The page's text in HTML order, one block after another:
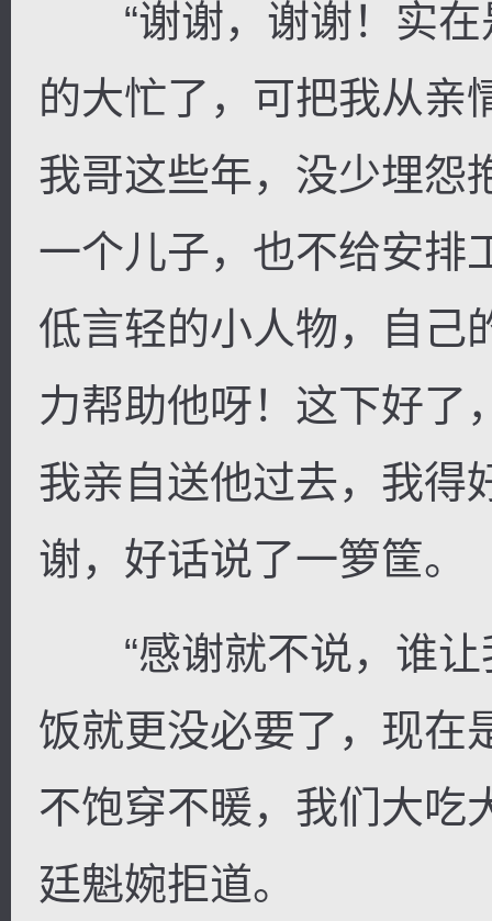
“谢谢，谢谢！实在
的大忙了，可把我从亲
我哥这些年，没少埋怨
一个儿子，也不给安排
低言轻的小人物，自己
力帮助他呀！这下好了
我亲自送他过去，我得
谢，好话说了一箩筐。
“感谢就不说，谁让
饭就更没必要了，现在
不饱穿不暖，我们大吃
廷魁婉拒道。